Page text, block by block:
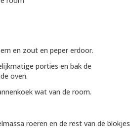
en zout en peper erdoor.
porties en bak de
oven.
wat van de room.
roeren en de rest van de blokjes